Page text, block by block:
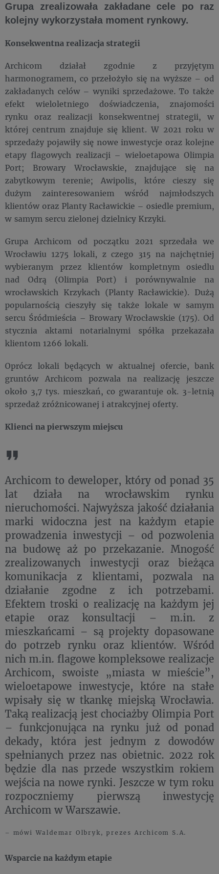
Grupa zrealizowała zakładane cele po raz
kolejny wykorzystała moment rynkowy.
Konsekwentna realizacja strategii
Archicom działał zgodnie z przyjętym
harmonogramem, co przełożyło się na wyższe – od
zakładanych celów – wyniki sprzedażowe. To także
efekt wieloletniego doświadczenia, znajomości
rynku oraz realizacji konsekwentnej strategii, w
której centrum znajduje się klient. W 2021 roku w
sprzedaży pojawiły się nowe inwestycje oraz kolejne
etapy flagowych realizacji – wieloetapowa Olimpia
Port; Browary Wrocławskie, znajdujące się na
zabytkowym terenie; Awipolis, które cieszy się
dużym zainteresowaniem wśród najmłodszych
klientów oraz Planty Racławickie – osiedle premium,
w samym sercu zielonej dzielnicy Krzyki.
Grupa Archicom od początku 2021 sprzedała we
Wrocławiu 1275 lokali, z czego 315 na najchętniej
wybieranym przez klientów kompletnym osiedlu
nad Odrą (Olimpia Port) i porównywalnie na
wrocławskich Krzykach (Planty Racławickie). Dużą
popularnością cieszyły się także lokale w samym
sercu Śródmieścia – Browary Wrocławskie (175). Od
stycznia aktami notarialnymi spółka przekazała
klientom 1266 lokali.
Oprócz lokali będących w aktualnej ofercie, bank
gruntów Archicom pozwala na realizację jeszcze
około 3,7 tys. mieszkań, co gwarantuje ok. 3-letnią
sprzedaż zróżnicowanej i atrakcyjnej oferty.
Klienci na pierwszym miejscu
Archicom to deweloper, który od ponad 35
lat działa na wrocławskim rynku
nieruchomości. Najwyższa jakość działania
marki widoczna jest na każdym etapie
prowadzenia inwestycji – od pozwolenia
na budowę aż po przekazanie. Mnogość
zrealizowanych inwestycji oraz bieżąca
komunikacja z klientami, pozwala na
działanie zgodne z ich potrzebami.
Efektem troski o realizację na każdym jej
etapie oraz konsultacji – m.in. z
mieszkańcami – są projekty dopasowane
do potrzeb rynku oraz klientów. Wśród
nich m.in. flagowe kompleksowe realizacje
Archicom, swoiste „miasta w mieście”,
wieloetapowe inwestycje, które na stałe
wpisały się w tkankę miejską Wrocławia.
Taką realizacją jest chociażby Olimpia Port
– funkcjonująca na rynku już od ponad
dekady, która jest jednym z dowodów
spełnianych przez nas obietnic. 2022 rok
będzie dla nas przede wszystkim rokiem
wejścia na nowe rynki. Jeszcze w tym roku
rozpoczniemy pierwszą inwestycję
Archicom w Warszawie.
– mówi Waldemar Olbryk, prezes Archicom S.A.
Wsparcie na każdym etapie